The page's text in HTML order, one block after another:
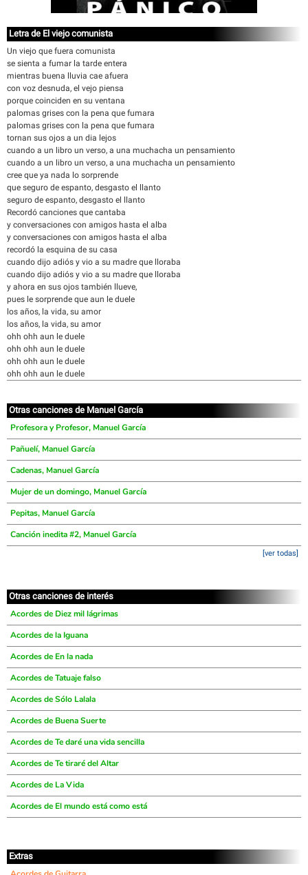
Letra de El viejo comunista
Un viejo que fuera comunista
se sienta a fumar la tarde entera
mientras buena lluvia cae afuera
con voz desnuda, el vejo piensa
porque coinciden en su ventana
palomas grises con la pena que fumara
palomas grises con la pena que fumara
tornan sus ojos a un dia lejos
cuando a un libro un verso, a una muchacha un pensamiento
cuando a un libro un verso, a una muchacha un pensamiento
cree que ya nada lo sorprende
que seguro de espanto, desgasto el llanto
seguro de espanto, desgasto el llanto
Recordó canciones que cantaba
y conversaciones con amigos hasta el alba
y conversaciones con amigos hasta el alba
recordó la esquina de su casa
cuando dijo adiós y vio a su madre que lloraba
cuando dijo adiós y vio a su madre que lloraba
y ahora en sus ojos también llueve,
pues le sorprende que aun le duele
los años, la vida, su amor
los años, la vida, su amor
ohh ohh aun le duele
ohh ohh aun le duele
ohh ohh aun le duele
ohh ohh aun le duele
Otras canciones de Manuel García
Profesora y Profesor, Manuel García
Pañuelí, Manuel García
Cadenas, Manuel García
Mujer de un domingo, Manuel García
Pepitas, Manuel García
Canción inedita #2, Manuel García
[ver todas]
Otras canciones de interés
Acordes de Diez mil lágrimas
Acordes de la Iguana
Acordes de En la nada
Acordes de Tatuaje falso
Acordes de Sólo Lalala
Acordes de Buena Suerte
Acordes de Te daré una vida sencilla
Acordes de Te tiraré del Altar
Acordes de La Vida
Acordes de El mundo está como está
Extras